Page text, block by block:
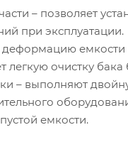
– позволяет
при эксплуатации.
очистку
– выполняют
емкости.